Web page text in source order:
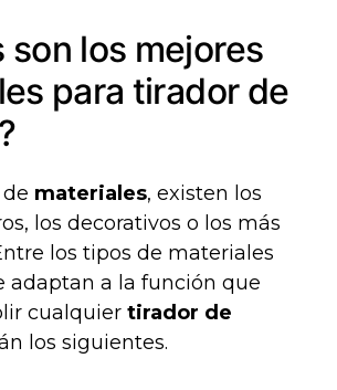
son los mejores
para tirador de
materiales, existen los
los decorativos o los más
los tipos de materiales
adaptan a la función que
cualquier tirador de
los siguientes.